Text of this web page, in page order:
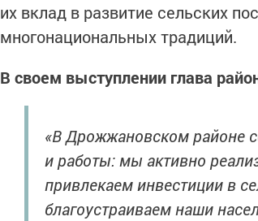
их вклад в развитие сельских
многонациональных традиций.
В своем выступлении глава
«В Дрожжановском районе
и работы: мы активно
привлекаем инвестиции в
благоустраиваем наши